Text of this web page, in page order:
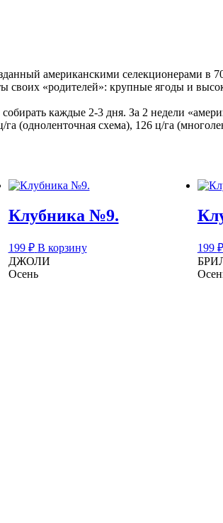
американскими селекционерами в
своих «родителей»: крупные ягоды и
каждые 2-3 дня. За 2 недели
(одноленточная схема), 126 ц/га
Клубника №9.
199 ₽ В корзину
ДЖОЛИ
Осень
199 ₽